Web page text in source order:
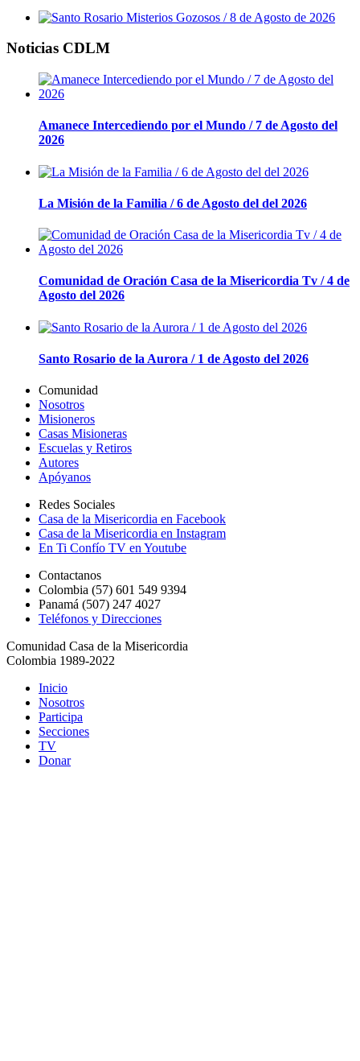
Noticias CDLM
Amanece Intercediendo por el Mundo / 7 de Agosto del
2026
La Misión de la Familia / 6 de Agosto del del 2026
Comunidad de Oración Casa de la Misericordia Tv / 4 de
Agosto del 2026
Santo Rosario de la Aurora / 1 de Agosto del 2026
Comunidad
Nosotros
Misioneros
Casas Misioneras
Escuelas y Retiros
Autores
Apóyanos
Redes Sociales
Casa de la Misericordia en Facebook
Casa de la Misericordia en Instagram
En Ti Confío TV en Youtube
Contactanos
Colombia (57) 601 549 9394
Panamá (507) 247 4027
Teléfonos y Direcciones
Comunidad Casa de la Misericordia
Colombia 1989-2022
Inicio
Nosotros
Participa
Secciones
TV
Donar